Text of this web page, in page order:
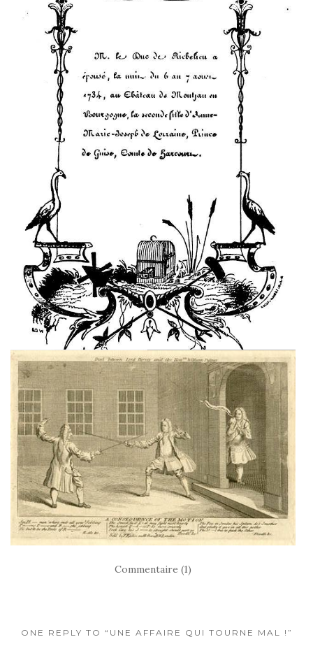
Commentaire (1)
ONE REPLY TO “UNE AFFAIRE QUI TOURNE MAL !”